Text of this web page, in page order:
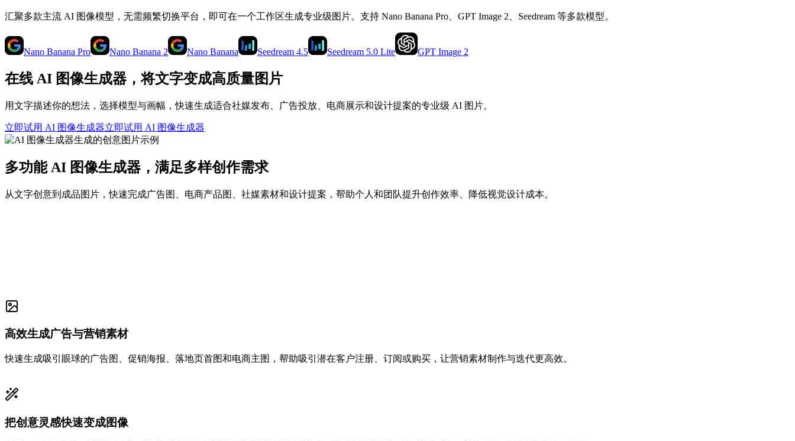
汇聚多款主流 AI 图像模型，无需频繁切换平台，即可在一个工作区生成专业级图片。支持 Nano Banana Pro、GPT Image 2、Seedream 等多款模型。
Nano Banana Pro Nano Banana 2 Nano Banana Seedream 4.5 Seedream 5.0 Lite GPT Image 2
在线 AI 图像生成器，将文字变成高质量图片
用文字描述你的想法，选择模型与画幅，快速生成适合社媒发布、广告投放、电商展示和设计提案的专业级 AI 图片。
立即试用 AI 图像生成器立即试用 AI 图像生成器
多功能 AI 图像生成器，满足多样创作需求
从文字创意到成品图片，快速完成广告图、电商产品图、社媒素材和设计提案，帮助个人和团队提升创作效率、降低视觉设计成本。
高效生成广告与营销素材
快速生成吸引眼球的广告图、促销海报、落地页首图和电商主图，帮助吸引潜在客户注册、订阅或购买，让营销素材制作与迭代更高效。
把创意灵感快速变成图像